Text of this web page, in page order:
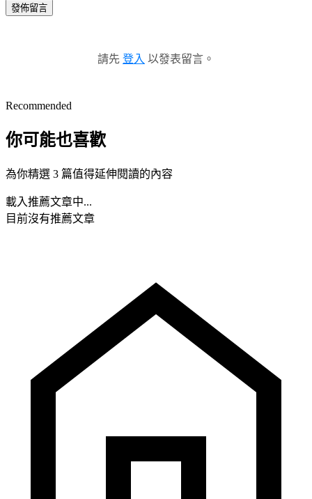
發佈留言
請先 登入 以發表留言。
Recommended
你可能也喜歡
為你精選 3 篇值得延伸閱讀的內容
載入推薦文章中...
目前沒有推薦文章